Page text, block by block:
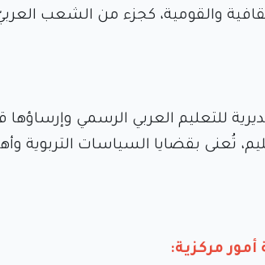
والقومية، كجزء من الشعب
للتعليم العربي الرسمي وإرساؤها
تُعنى بقضايا السياسات التربوية
مركزية: